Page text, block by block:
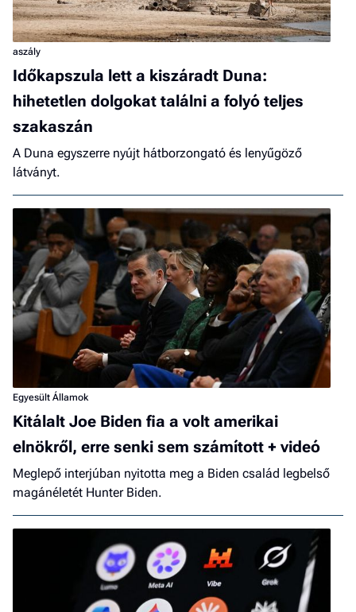
aszály
Időkapszula lett a kiszáradt Duna:
hihetetlen dolgokat találni a folyó teljes
szakaszán
A Duna egyszerre nyújt hátborzongató és lenyűgöző
látványt.
Egyesült Államok
Kitálalt Joe Biden fia a volt amerikai
elnökről, erre senki sem számított + videó
Meglepő interjúban nyitotta meg a Biden család legbelső
magánéletét Hunter Biden.